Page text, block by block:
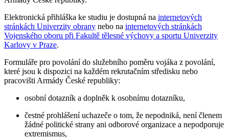
Elektronická přihláška ke studiu je dostupná na internetových
stránkách Univerzity obrany nebo na internetových stránkách
Vojenského oboru při Fakultě tělesné výchovy a sportu Univerzity
Karlovy v Praze.
Formuláře pro povolání do služebního poměru vojáka z povolání,
které jsou k dispozici na každém rekrutačním středisku nebo
pracovišti Armády České republiky:
osobní dotazník a doplněk k osobnímu dotazníku,
čestné prohlášení uchazeče o tom, že nepodniká, není členem
žádné politické strany ani odborové organizace a nepodporuje
extremismus,